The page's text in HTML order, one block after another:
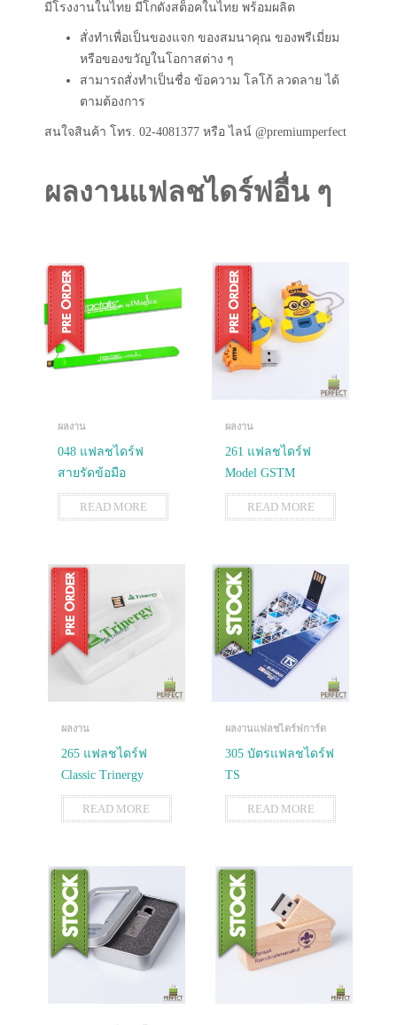
มีโรงงานในไทย มีโกดังสต็อคในไทย พร้อมผลิต
สั่งทำเพื่อเป็นของแจก ของสมนาคุณ ของพรีเมี่ยม
หรือของขวัญในโอกาสต่าง ๆ
สามารถสั่งทำเป็นชื่อ ข้อความ โลโก้ ลวดลาย ได้
ตามต้องการ
สนใจสินค้า โทร. 02-4081377 หรือ ไลน์ @premiumperfect
ผลงานแฟลชไดร์ฟอื่น ๆ
ผลงาน
048 แฟลชไดร์ฟ
สายรัดข้อมือ
READ MORE
ผลงาน
261 แฟลชไดร์ฟ
Model GSTM
READ MORE
ผลงาน
265 แฟลชไดร์ฟ
Classic Trinergy
READ MORE
ผลงานแฟลชไดร์ฟการ์ด
305 บัตรแฟลชไดร์ฟ
TS
READ MORE